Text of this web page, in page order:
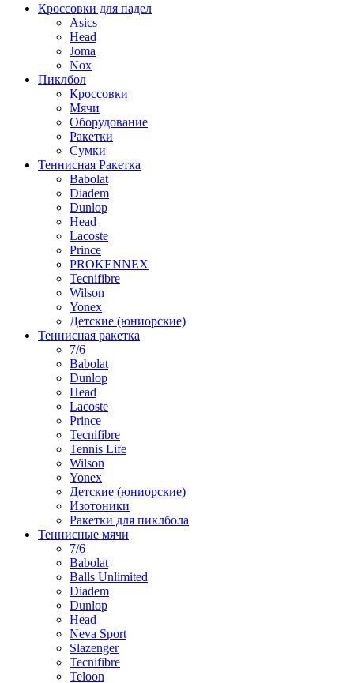
Кроссовки для падел
Asics
Head
Joma
Nox
Пиклбол
Кроссовки
Мячи
Оборудование
Ракетки
Сумки
Теннисная Ракетка
Babolat
Diadem
Dunlop
Head
Lacoste
Prince
PROKENNEX
Tecnifibre
Wilson
Yonex
Детские (юниорские)
Теннисная ракетка
7/6
Babolat
Dunlop
Head
Lacoste
Prince
Tecnifibre
Tennis Life
Wilson
Yonex
Детские (юниорские)
Изотоники
Ракетки для пиклбола
Теннисные мячи
7/6
Babolat
Balls Unlimited
Diadem
Dunlop
Head
Neva Sport
Slazenger
Tecnifibre
Teloon